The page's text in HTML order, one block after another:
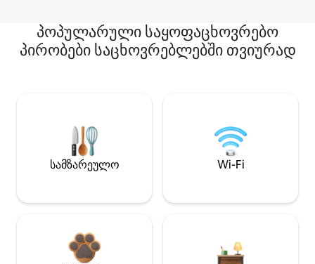
პოპულარული საყოფაცხოვრებო
პირობები საცხოვრებლებში თვიურად
სამზარეულო Wi-Fi